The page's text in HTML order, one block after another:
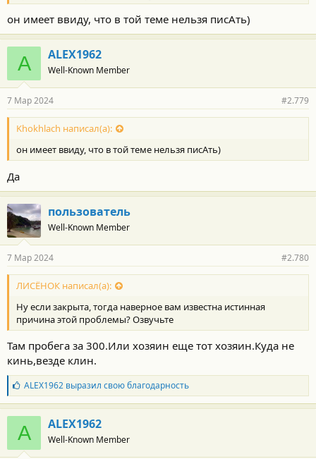
он имеет ввиду, что в той теме нельзя писАть)
A ALEX1962
Well-Known Member
7 Мар 2024 #2.779
Khokhlach написал(а):
он имеет ввиду, что в той теме нельзя писАть)
Да
пользователь
Well-Known Member
7 Мар 2024 #2.780
ЛИСЁНОК написал(а):
Ну если закрыта, тогда наверное вам известна истинная
причина этой проблемы? Озвучьте
Там пробега за 300.Или хозяин еще тот хозяин.Куда не
кинь,везде клин.
Б
л
а
г
о
д
а
ALEX1962выразил свою благодарность
A ALEX1962
Well-Known Member